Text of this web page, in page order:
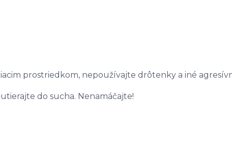
prostriedkom, nepoužívajte drôtenky a iné
do sucha. Nenamáčajte!